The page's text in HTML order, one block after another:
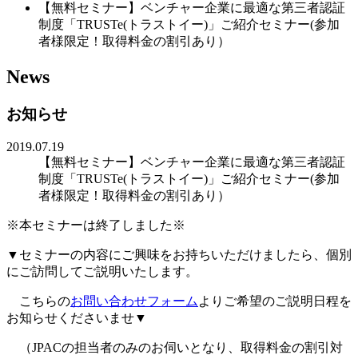
【無料セミナー】ベンチャー企業に最適な第三者認証
制度「TRUSTe(トラストイー)」ご紹介セミナー(参加
者様限定！取得料金の割引あり）
News
お知らせ
2019.07.19
【無料セミナー】ベンチャー企業に最適な第三者認証
制度「TRUSTe(トラストイー)」ご紹介セミナー(参加
者様限定！取得料金の割引あり）
※本セミナーは終了しました※
▼セミナーの内容にご興味をお持ちいただけましたら、個別
にご訪問してご説明いたします。
こちらのお問い合わせフォーム よりご希望のご説明日程を
お知らせくださいませ▼
（JPACの担当者のみのお伺いとなり、取得料金の割引対